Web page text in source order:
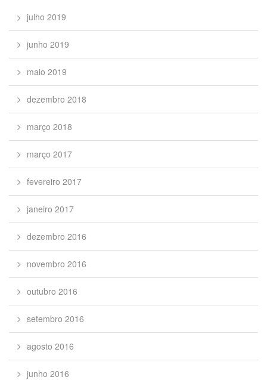
julho 2019
junho 2019
maio 2019
dezembro 2018
março 2018
março 2017
fevereiro 2017
janeiro 2017
dezembro 2016
novembro 2016
outubro 2016
setembro 2016
agosto 2016
junho 2016